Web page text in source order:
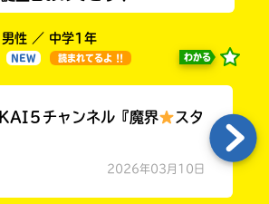
性 ／ 中学1年
NEW 読まれてるよ !! わかる
５チャンネル『魔界
スタ
2026年03月10日